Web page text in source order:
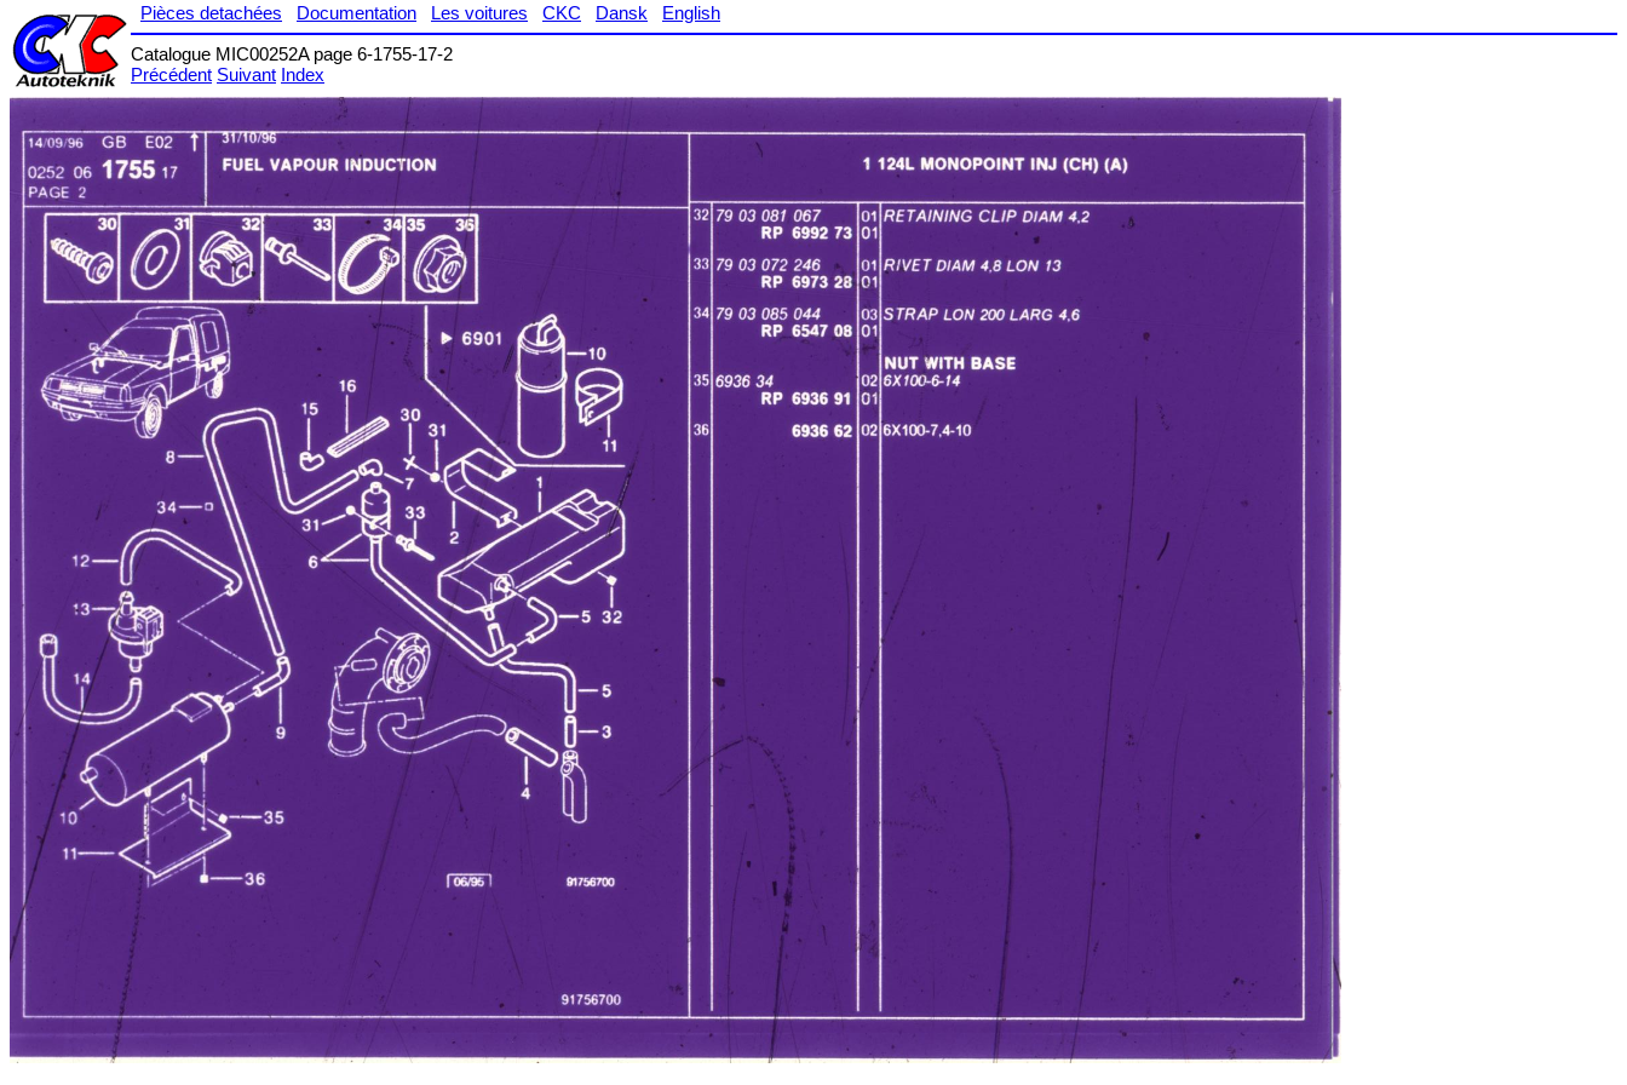
Pièces detachées Documentation Les voitures CKC Dansk
English
Catalogue MIC00252A page 6-1755-17-2
Précédent Suivant Index